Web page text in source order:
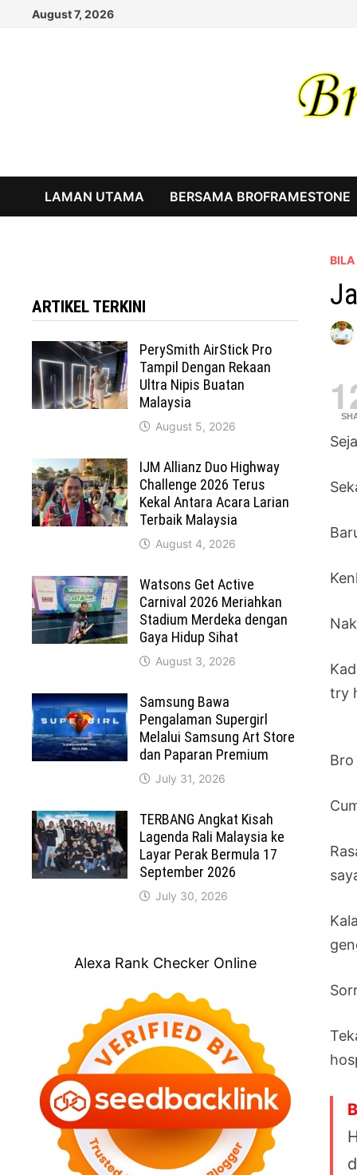
August 7, 2026
LAMAN UTAMA BERSAMA BROFRAMESTONE
try
ARTIKEL TERKINI
PerySmith AirStick Pro
Tampil Dengan Rekaan
Ultra Nipis Buatan
Malaysia
August 5, 2026
IJM Allianz Duo Highway
Challenge 2026 Terus
Kekal Antara Acara Larian
Terbaik Malaysia
August 4, 2026
Watsons Get Active
Carnival 2026 Meriahkan
Stadium Merdeka dengan
Gaya Hidup Sihat
August 3, 2026
Samsung Bawa
Pengalaman Supergirl
Melalui Samsung Art Store
dan Paparan Premium
July 31, 2026
TERBANG Angkat Kisah
Lagenda Rali Malaysia ke
Layar Perak Bermula 17
September 2026
July 30, 2026
Alexa Rank Checker Online